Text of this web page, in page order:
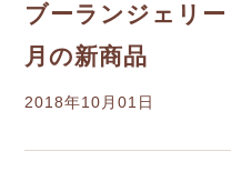
ブーランジェリ
月の新商品
2018年10月01日